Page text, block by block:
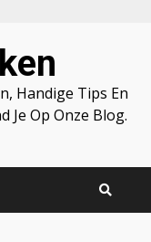
Handige Tips En
Je Op Onze Blog.